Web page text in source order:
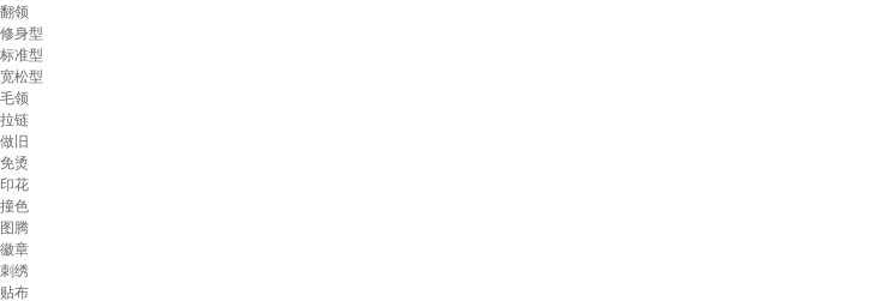
翻领
修身型
标准型
宽松型
毛领
拉链
做旧
免烫
印花
撞色
图腾
徽章
刺绣
贴布